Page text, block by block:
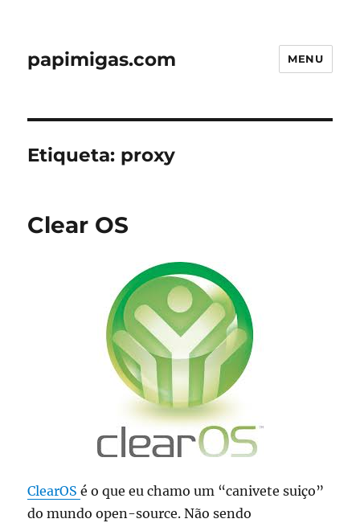
papimigas.com MENU
Etiqueta: proxy
Clear OS
ClearOSé o que eu chamo um “canivete suiço”
do mundo open-source. Não sendo